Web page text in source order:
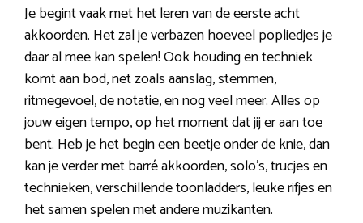
Je begint vaak met het leren van de eerste acht
akkoorden. Het zal je verbazen hoeveel popliedjes je
daar al mee kan spelen! Ook houding en techniek
komt aan bod, net zoals aanslag, stemmen,
ritmegevoel, de notatie, en nog veel meer. Alles op
jouw eigen tempo, op het moment dat jij er aan toe
bent. Heb je het begin een beetje onder de knie, dan
kan je verder met barré akkoorden, solo’s, trucjes en
technieken, verschillende toonladders, leuke rifjes en
het samen spelen met andere muzikanten.